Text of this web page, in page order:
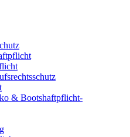
& Bootshaftpflicht-